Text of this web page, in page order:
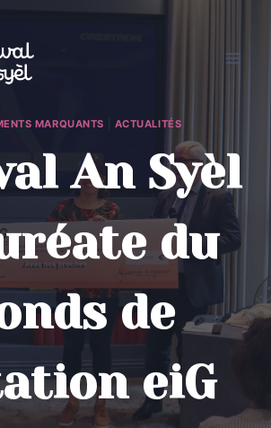
MARQUANTS ACTUALITÉS
An Syèl
du
de
eiG